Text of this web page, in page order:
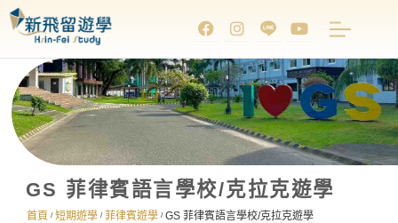
GS 菲律賓語言學校/克拉克遊學
首頁 / 短期遊學 / 菲律賓遊學 / GS 菲律賓語言學校/克拉克遊學